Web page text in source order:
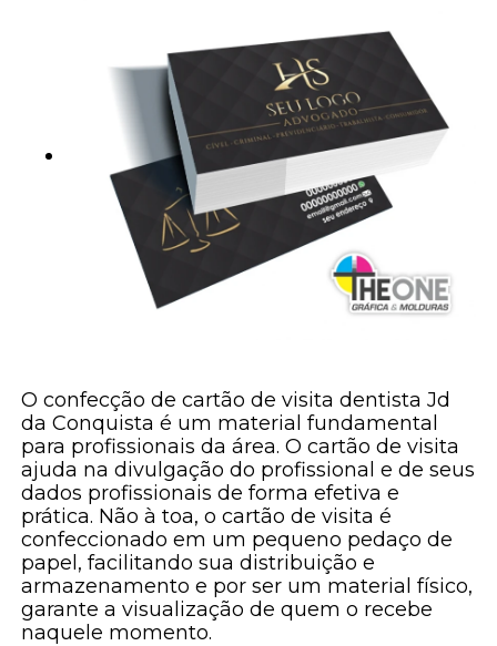
O confecção de cartão de visita dentista Jd
da Conquista é um material fundamental
para profissionais da área. O cartão de visita
ajuda na divulgação do profissional e de seus
dados profissionais de forma efetiva e
prática. Não à toa, o cartão de visita é
confeccionado em um pequeno pedaço de
papel, facilitando sua distribuição e
armazenamento e por ser um material físico,
garante a visualização de quem o recebe
naquele momento.